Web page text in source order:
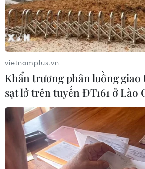
vietnamplus.vn
Khẩn trương phân luồng giao
sạt lở trên tuyến ĐT161 ở Lào